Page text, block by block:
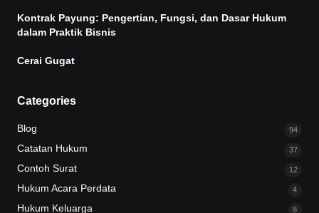
Kontrak Payung: Pengertian, Fungsi, dan Dasar Hukum
dalam Praktik Bisnis
Cerai Gugat
Categories
Blog 94
Catatan Hukum 37
Contoh Surat 12
Hukum Acara Perdata 4
Hukum Keluarga 8